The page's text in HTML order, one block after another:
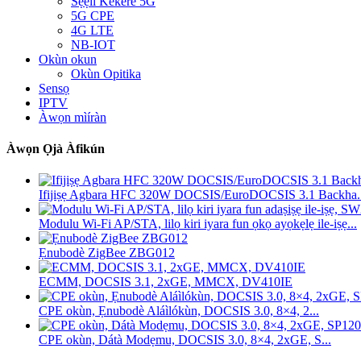
5G CPE
4G LTE
NB-IOT
Okùn okun
Okùn Opitika
Sensọ
IPTV
Àwọn mìíràn
Àwọn Ọjà Àfikún
Ifijiṣẹ Agbara HFC 320W DOCSIS/EuroDOCSIS 3.1
Modulu Wi-Fi AP/STA, lilọ kiri iyara fun ọkọ ayọkẹlẹ ile-iṣẹ...
Ẹnubodè ZigBee ZBG012
ECMM, DOCSIS 3.1, 2xGE, MMCX, DV410IE
CPE okùn, Ẹnubodè Aláìlókùn, DOCSIS 3.0, 8×4, 2...
CPE okùn, Dátà Modẹmu, DOCSIS 3.0, 8×4, 2xGE, S...